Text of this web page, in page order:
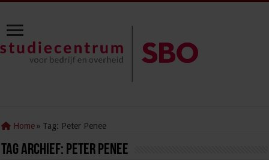
Home » Tag: Peter Penee
Tag Archief: Peter Penee